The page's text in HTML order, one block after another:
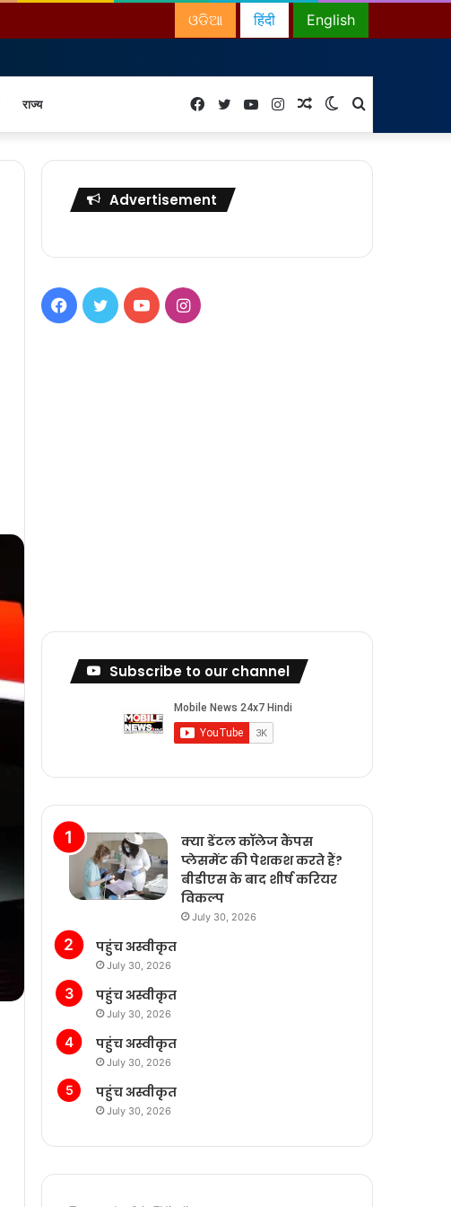
English
हिंदी
ଓଡିଆ
राज्य
for
Switch
skin
Random
Article
Instagram
YouTube
Twitter
Facebook
Advertisement
Facebook
TwitterYouTubeInstagram
Subscribe to our channel
क्या डेंटल कॉलेज कैंपस
प्लेसमेंट की पेशकश करते हैं?
बीडीएस के बाद शीर्ष करियर
विकल्प
July 30, 2026
पहुंच अस्वीकृत
July 30, 2026
पहुंच अस्वीकृत
July 30, 2026
पहुंच अस्वीकृत
July 30, 2026
पहुंच अस्वीकृत
July 30, 2026